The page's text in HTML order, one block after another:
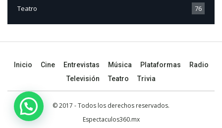
Teatro 76
Inicio Cine Entrevistas Música Plataformas
Radio
Televisión
Teatro Trivia
© 2017 - Todos los derechos reservados.
Espectaculos360.mx